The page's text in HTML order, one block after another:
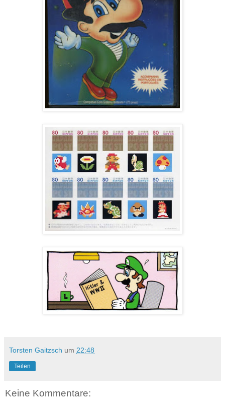
Torsten Gaitzsch um 22:48
Teilen
Keine Kommentare: